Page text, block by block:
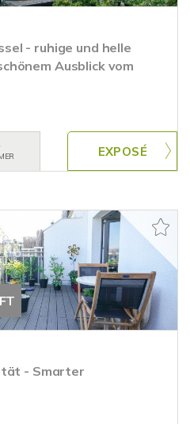
- ruhige und helle
Ausblick vom
- Smarter